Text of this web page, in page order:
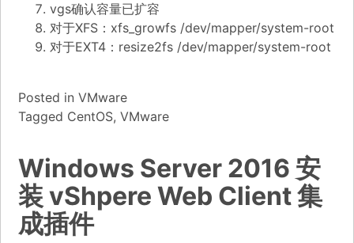
vgs确认容量已扩容
对于XFS：xfs_growfs /dev/mapper/system-root
对于EXT4：resize2fs /dev/mapper/system-root
Posted in VMware
Tagged CentOS, VMware
Windows Server 2016 安
装 vShpere Web Client 集
成插件